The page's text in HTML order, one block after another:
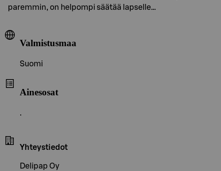
paremmin, on helpompi säätää lapselle…
Valmistusmaa
Suomi
Ainesosat
.
Yhteystiedot
Delipap Oy